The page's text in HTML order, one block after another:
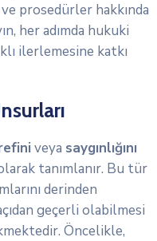
prosedürler hakkında
her adımda hukuki
ilerlemesine katkı
veya saygınlığını
tanımlanır. Bu tür
derinden
geçerli olabilmesi
Öncelikle,